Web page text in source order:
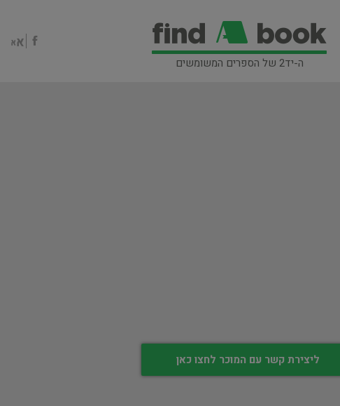
ה-יד2 של הספרים המשומשים
ליצירת קשר עם המוכר לחצו כאן